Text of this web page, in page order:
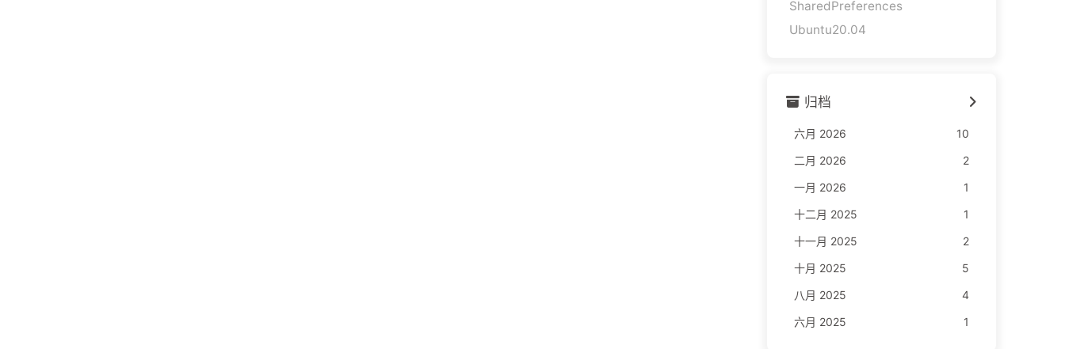
SharedPreferences
Ubuntu20.04
归档
六月 2026
10
二月 2026
2
一月 2026
1
十二月 2025
1
十一月 2025
2
十月 2025
5
八月 2025
4
六月 2025
1